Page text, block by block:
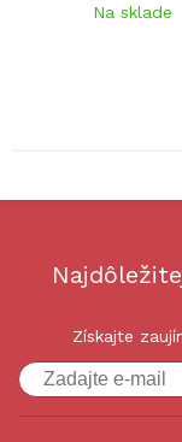
Na sklade
Získajte